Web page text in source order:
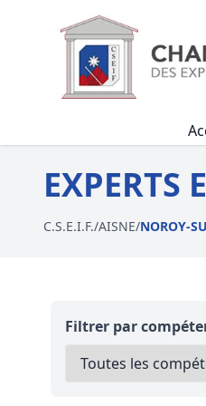
EXPERTS
C.S.E.I.F./AISNE/NOROY-
Filtrer par